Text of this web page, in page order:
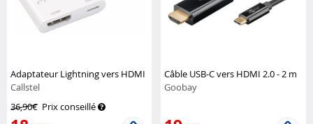
Adaptateur Lightning vers HDMI
Callstel
36,90€ Prix conseillé
Câble USB-C vers HDMI 2.0 - 2 m
Goobay